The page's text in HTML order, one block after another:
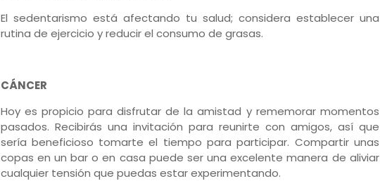
El sedentarismo está afectando tu salud; considera establecer una
rutina de ejercicio y reducir el consumo de grasas.
CÁNCER
Hoy es propicio para disfrutar de la amistad y rememorar momentos
pasados. Recibirás una invitación para reunirte con amigos, así que
sería beneficioso tomarte el tiempo para participar. Compartir unas
copas en un bar o en casa puede ser una excelente manera de aliviar
cualquier tensión que puedas estar experimentando.